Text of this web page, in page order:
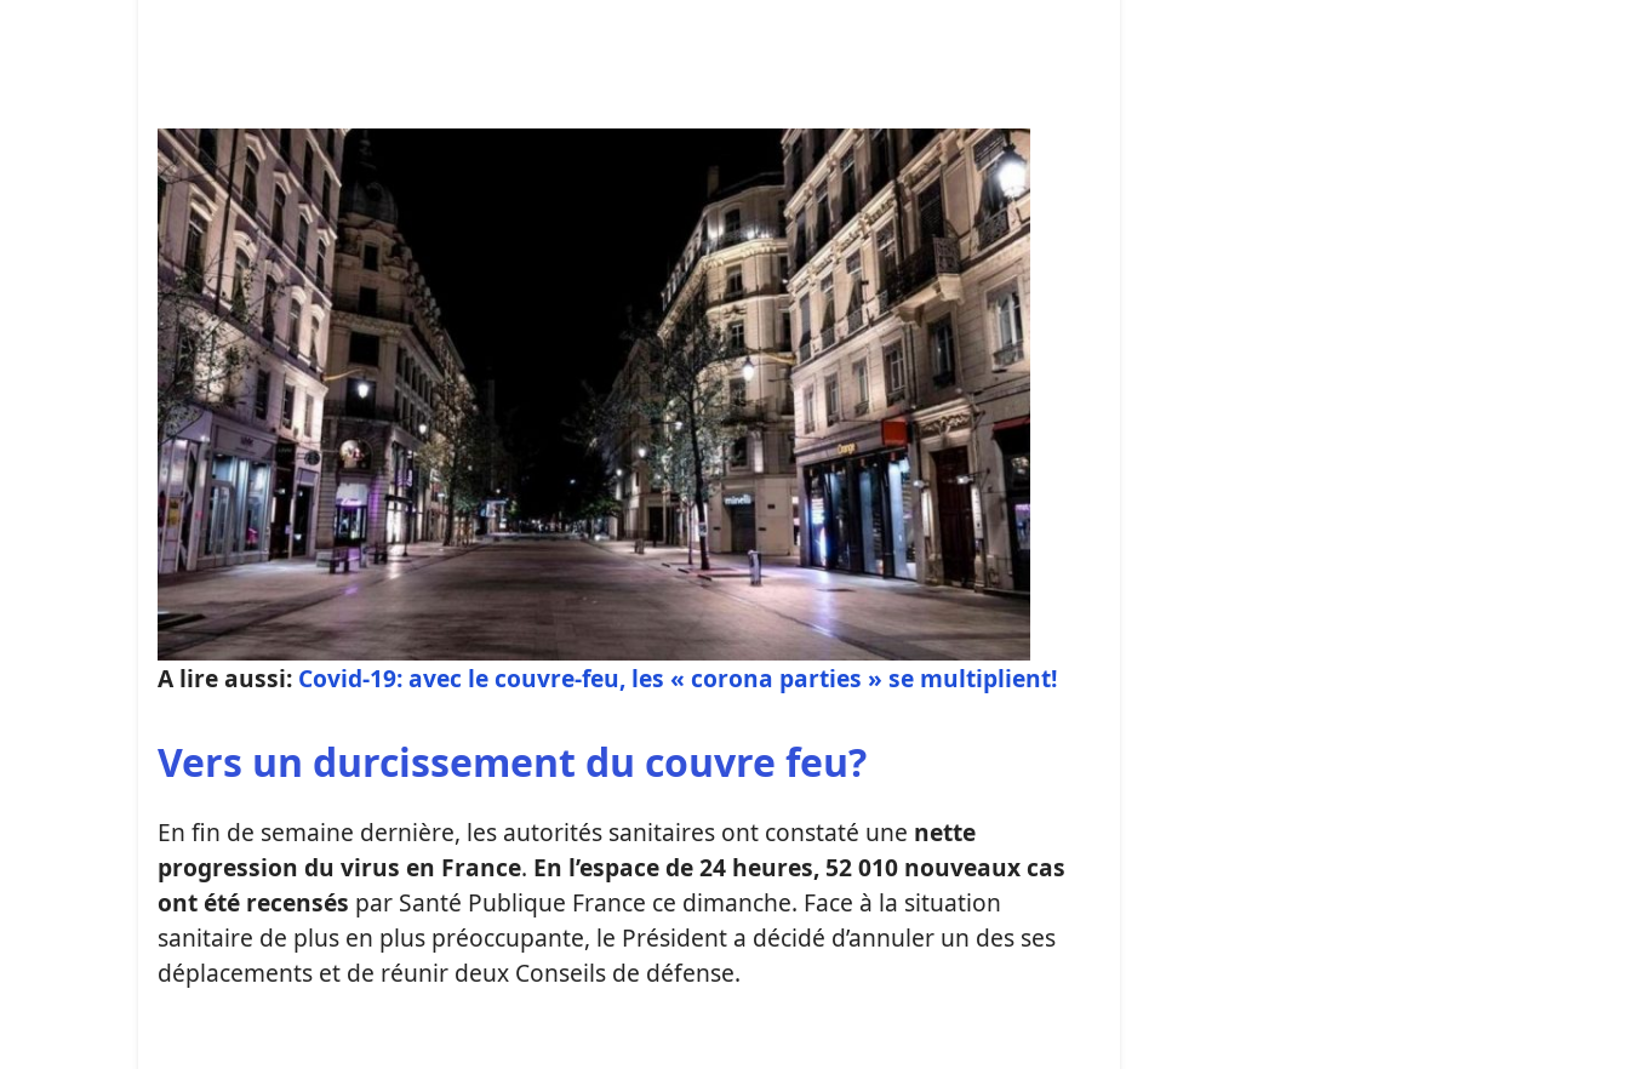
A lire aussi: Covid-19: avec le couvre-feu, les « corona parties » se multiplient!
Vers un durcissement du couvre feu?
En fin de semaine dernière, les autorités sanitaires ont constaté une nette
progression du virus en France. En l’espace de 24 heures, 52 010 nouveaux cas
ont été recensés par Santé Publique France ce dimanche. Face à la situation
sanitaire de plus en plus préoccupante, le Président a décidé d’annuler un des ses
déplacements et de réunir deux Conseils de défense.